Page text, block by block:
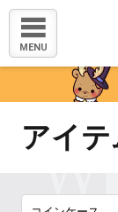
MENU
アイ